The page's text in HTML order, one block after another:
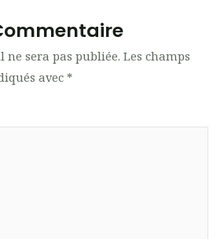
ne sera pas publiée. Les champs
avec *